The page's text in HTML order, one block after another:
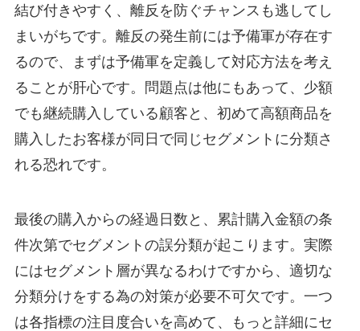
結び付きやすく、離反を防ぐチャンスも逃してし
まいがちです。離反の発生前には予備軍が存在す
るので、まずは予備軍を定義して対応方法を考え
ることが肝心です。問題点は他にもあって、少額
でも継続購入している顧客と、初めて高額商品を
購入したお客様が同日で同じセグメントに分類さ
れる恐れです。
最後の購入からの経過日数と、累計購入金額の条
件次第でセグメントの誤分類が起こります。実際
にはセグメント層が異なるわけですから、適切な
分類分けをする為の対策が必要不可欠です。一つ
は各指標の注目度合いを高めて、もっと詳細にセ